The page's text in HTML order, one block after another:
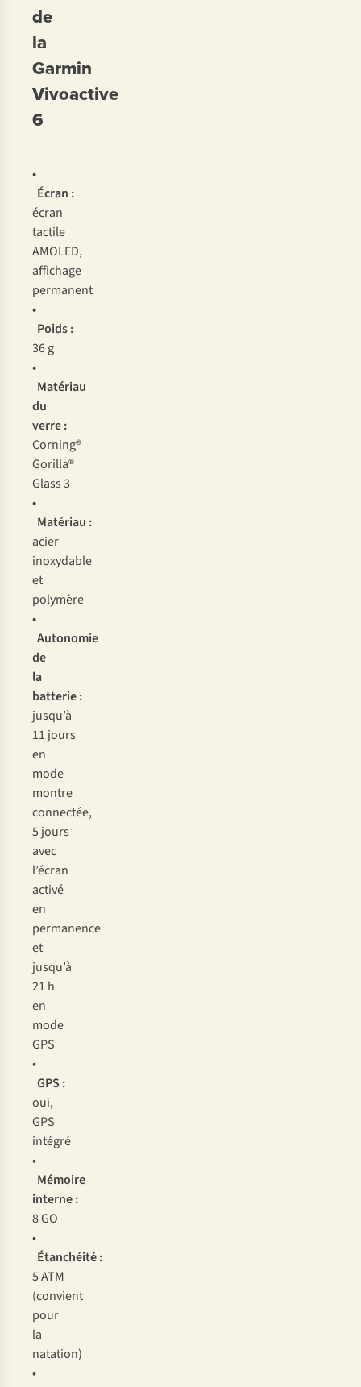
de
la
Garmin
Vivoactive
6
•
Écran :
écran
tactile
AMOLED,
affichage
permanent
•
Poids :
36 g
•
Matériau
du
verre :
Corning®
Gorilla®
Glass 3
•
Matériau :
acier
inoxydable
et
polymère
•
Autonomie
de
la
batterie :
jusqu’à
11 jours
en
mode
montre
connectée,
5 jours
avec
l’écran
activé
en
permanence
et
jusqu’à
21 h
en
mode
GPS
•
GPS :
oui,
GPS
intégré
•
Mémoire
interne :
8 GO
•
Étanchéité :
5 ATM
(convient
pour
la
natation)
•